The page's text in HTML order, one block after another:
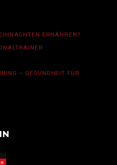
ERNÄHREN?
– GESUNDHEIT FÜR